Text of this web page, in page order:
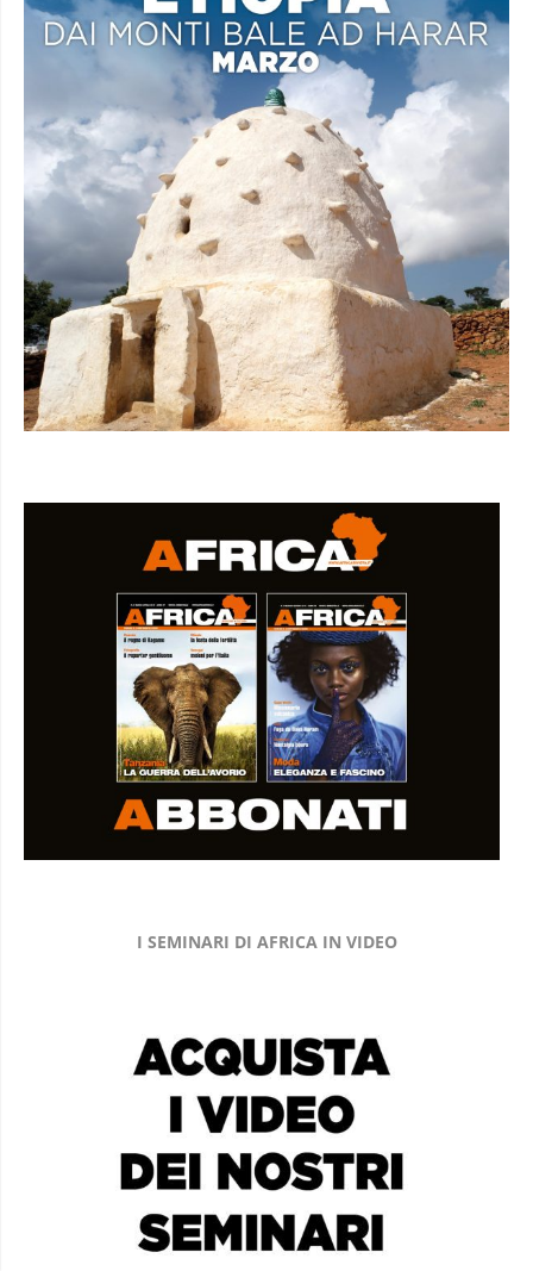
I SEMINARI DI AFRICA IN VIDEO